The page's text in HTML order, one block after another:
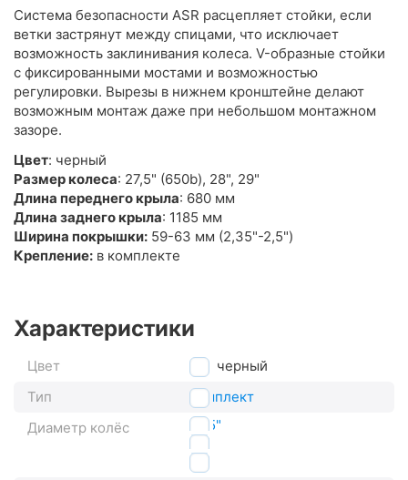
Система безопасности ASR расцепляет стойки, если
ветки застрянут между спицами, что исключает
возможность заклинивания колеса. V-образные стойки
с фиксированными мостами и возможностью
регулировки. Вырезы в нижнем кронштейне делают
возможным монтаж даже при небольшом монтажном
зазоре.
Цвет: черный
Размер колеса: 27,5" (650b), 28", 29"
Длина переднего крыла: 680 мм
Длина заднего крыла: 1185 мм
Ширина покрышки: 59-63 мм (2,35"-2,5")
Крепление: в комплекте
Характеристики
Цвет
черный
Тип
комплект
Диаметр колёс
27.5"
28"
29"